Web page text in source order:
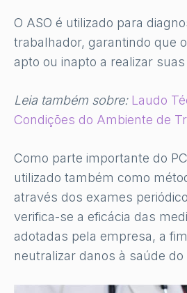
O ASO é utilizado para
trabalhador, garantindo que
apto ou inapto a realizar
Leia também sobre: Laudo
Condições do Ambiente de
Como parte importante do
utilizado também como
através dos exames
verifica-se a eficácia das
adotadas pela empresa, a
neutralizar danos à saúde